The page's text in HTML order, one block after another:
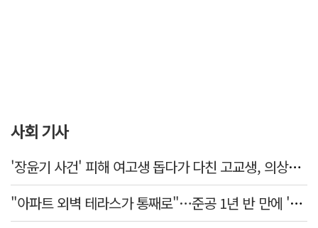
사회 기사
'장윤기 사건' 피해 여고생 돕다가 다친 고교생, 의상자 인정
"아파트 외벽 테라스가 통째로"…준공 1년 반 만에 '아찔 사고'